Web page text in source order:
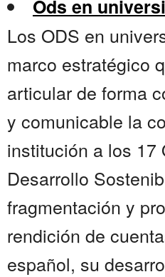
Ods en
Los ODS en
marco estratégico
articular de forma
y comunicable la
institución a los 17
Desarrollo
fragmentación y
rendición de
español, su